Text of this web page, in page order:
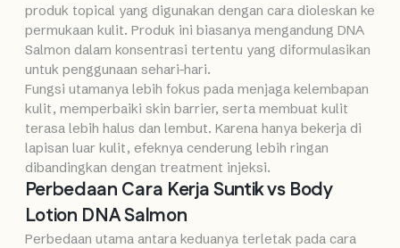
produk topical yang digunakan dengan cara dioleskan ke
permukaan kulit. Produk ini biasanya mengandung DNA
Salmon dalam konsentrasi tertentu yang diformulasikan
untuk penggunaan sehari-hari.
Fungsi utamanya lebih fokus pada menjaga kelembapan
kulit, memperbaiki skin barrier, serta membuat kulit
terasa lebih halus dan lembut. Karena hanya bekerja di
lapisan luar kulit, efeknya cenderung lebih ringan
dibandingkan dengan treatment injeksi.
Perbedaan Cara Kerja Suntik vs Body
Lotion DNA Salmon
Perbedaan utama antara keduanya terletak pada cara